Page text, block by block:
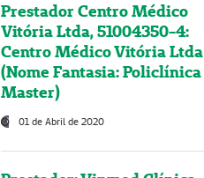
Prestador Centro Médico
Vitória Ltda, 51004350-4:
Centro Médico Vitória Ltda
(Nome Fantasia: Policlínica
Master)
01 de Abril de 2020